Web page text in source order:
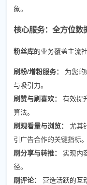
象。
核心服务：全方位数
粉丝库的业务覆盖主流
刷粉/增粉服务：
为您
与吸引力。
刷赞与刷喜欢：
有效提
算法。
刷观看量与浏览：
尤其
引广告合作的关键指标。
刷分享与转推：
实现内
径。
刷评论：
营造活跃的互